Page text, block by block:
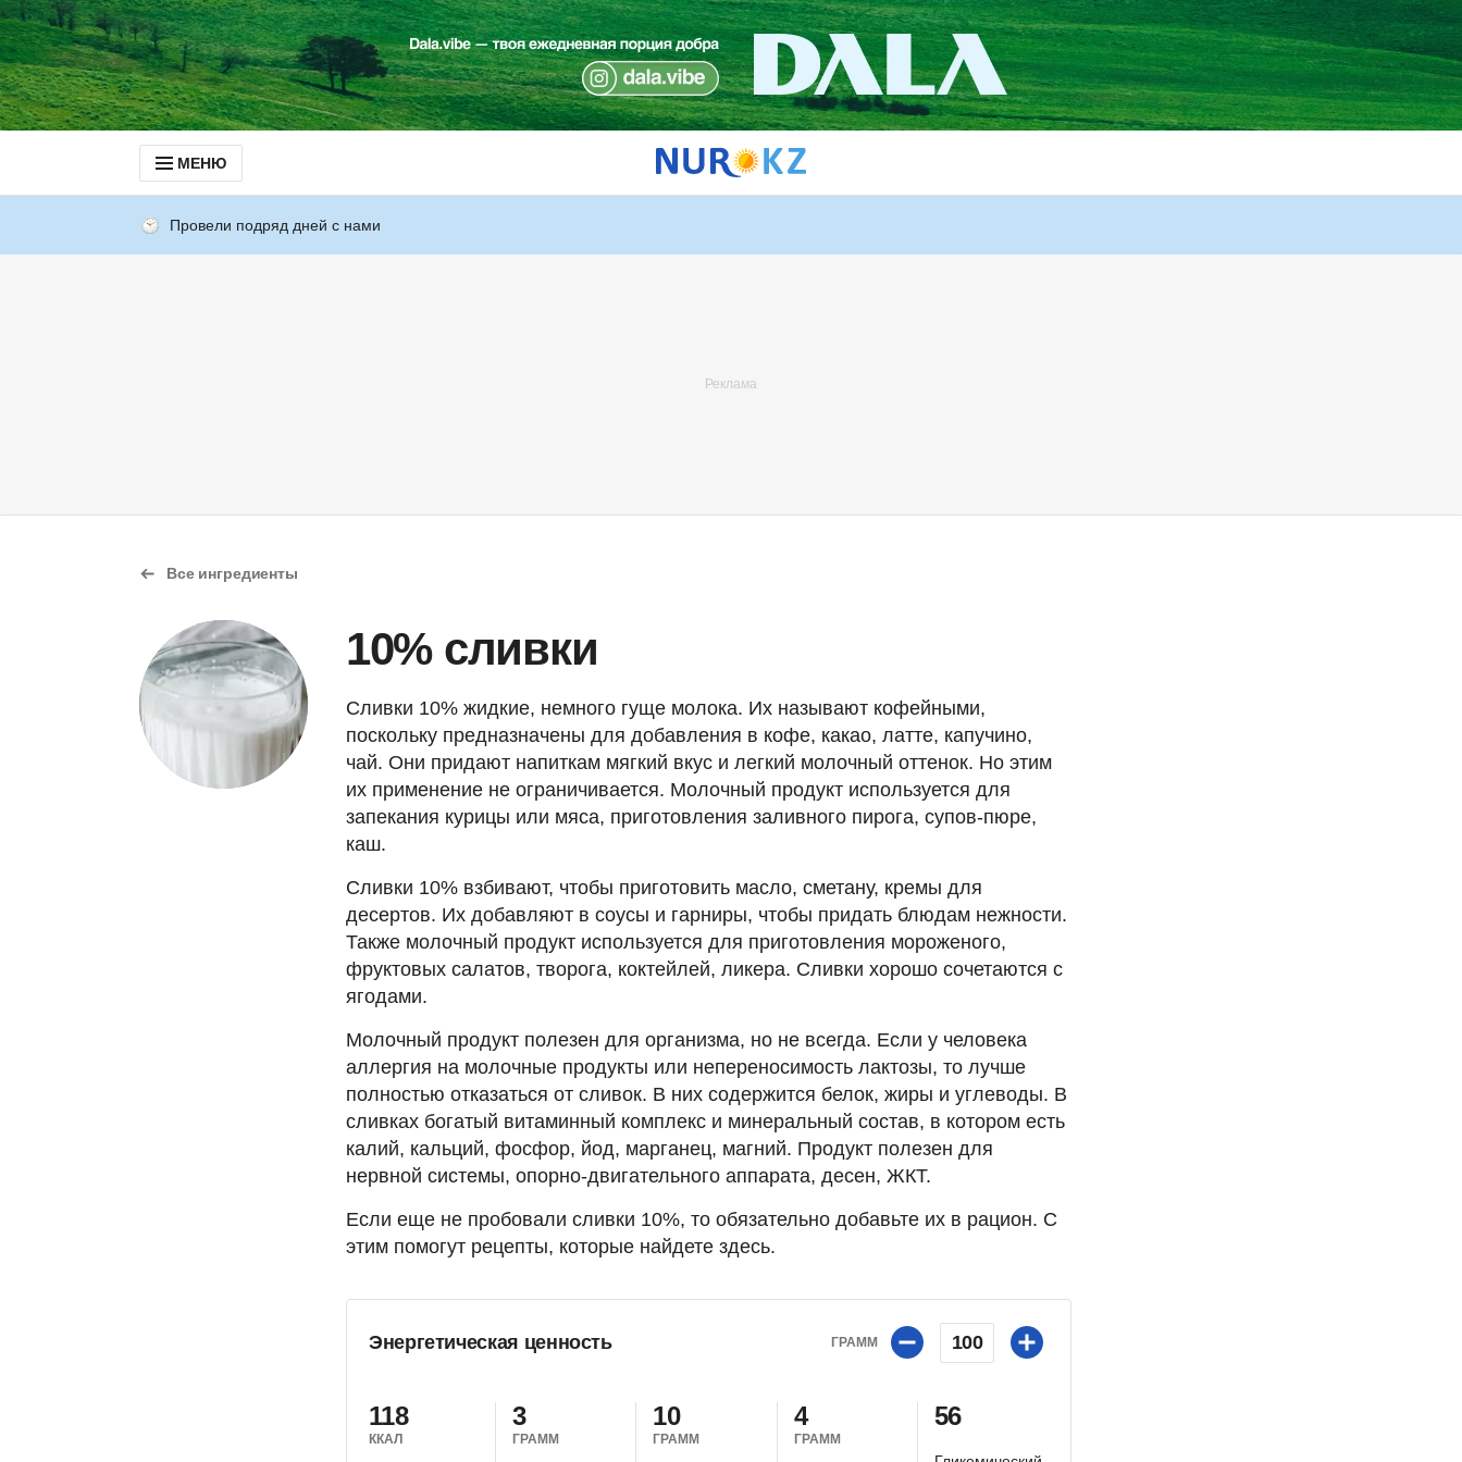
МЕНЮ
Провели подряд дней с нами
Все ингредиенты
10% cливки
Сливки 10% жидкие, немного гуще молока. Их называют кофейными,
поскольку предназначены для добавления в кофе, какао, латте, капучино,
чай. Они придают напиткам мягкий вкус и легкий молочный оттенок. Но этим
их применение не ограничивается. Молочный продукт используется для
запекания курицы или мяса, приготовления заливного пирога, супов-пюре,
каш.
Сливки 10% взбивают, чтобы приготовить масло, сметану, кремы для
десертов. Их добавляют в соусы и гарниры, чтобы придать блюдам нежности.
Также молочный продукт используется для приготовления мороженого,
фруктовых салатов, творога, коктейлей, ликера. Сливки хорошо сочетаются с
ягодами.
Молочный продукт полезен для организма, но не всегда. Если у человека
аллергия на молочные продукты или непереносимость лактозы, то лучше
полностью отказаться от сливок. В них содержится белок, жиры и углеводы. В
сливках богатый витаминный комплекс и минеральный состав, в котором есть
калий, кальций, фосфор, йод, марганец, магний. Продукт полезен для
нервной системы, опорно-двигательного аппарата, десен, ЖКТ.
Если еще не пробовали сливки 10%, то обязательно добавьте их в рацион. С
этим помогут рецепты, которые найдете здесь.
Энергетическая ценность ГРАММ 100
118
ККАЛ
3
ГРАММ
10
ГРАММ
4
ГРАММ
56